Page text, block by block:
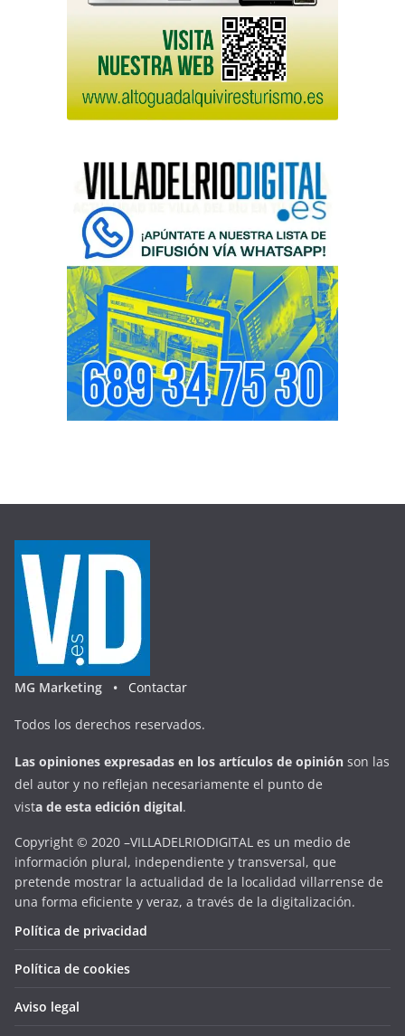
MG Marketing • Contactar
Todos los derechos reservados.
Las opiniones expresadas en los artículos de opinión son las
del autor y no reflejan necesariamente el punto de
vista de esta edición digital.
Copyright © 2020 –VILLADELRIODIGITAL es un medio de
información plural, independiente y transversal, que
pretende mostrar la actualidad de la localidad villarrense de
una forma eficiente y veraz, a través de la digitalización.
Política de privacidad
Política de cookies
Aviso legal